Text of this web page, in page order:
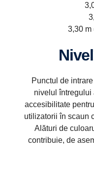
3,30 m
Punctul de
nivelul întregului
accesibilitate
utilizatorii în scaun
Alături de
contribuie, de